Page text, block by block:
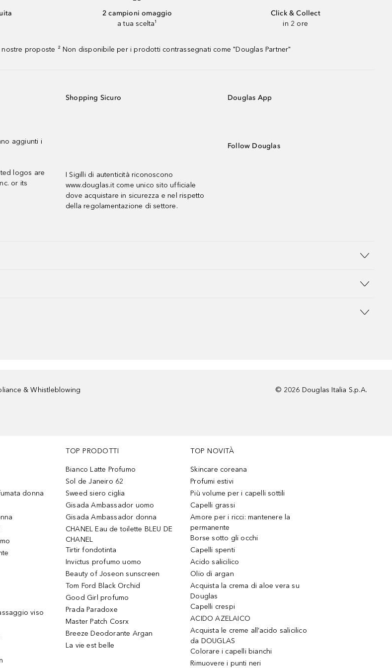
2 campioni omaggio
a tua scelta¹
Click & Collect
in 2 ore
proposte ² Non disponibile per i prodotti contrassegnati come "Douglas Partner"
aggiunti i
logos are
or its
Shopping Sicuro
I Sigilli di autenticità riconoscono
www.douglas.it come unico sito ufficiale
dove acquistare in sicurezza e nel rispetto
della regolamentazione di settore.
Douglas App
Follow Douglas
& Whistleblowing
© 2026 Douglas Italia S.p.A.
donna
viso
TOP PRODOTTI
Bianco Latte Profumo
Sol de Janeiro 62
Sweed siero ciglia
Gisada Ambassador uomo
Gisada Ambassador donna
CHANEL Eau de toilette BLEU DE
CHANEL
Tirtir fondotinta
Invictus profumo uomo
Beauty of Joseon sunscreen
Tom Ford Black Orchid
Good Girl profumo
Prada Paradoxe
Master Patch Cosrx
Breeze Deodorante Argan
La vie est belle
TOP NOVITÀ
Skincare coreana
Profumi estivi
Più volume per i capelli sottili
Capelli grassi
Amore per i ricci: mantenere la
permanente
Borse sotto gli occhi
Capelli spenti
Acido salicilico
Olio di argan
Acquista la crema di aloe vera su
Douglas
Capelli crespi
ACIDO AZELAICO
Acquista le creme all’acido salicilico
da DOUGLAS
Colorare i capelli bianchi
Rimuovere i punti neri